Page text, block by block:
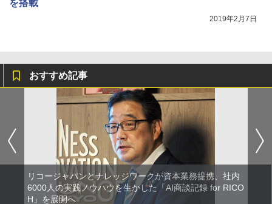
を搭載
2019年2月7日
おすすめ記事
リコージャパンとナレッジワークが資本業務提携、社内
6000人の実践ノウハウを生かした「AI商談記録 for RICO
H」を展開へ